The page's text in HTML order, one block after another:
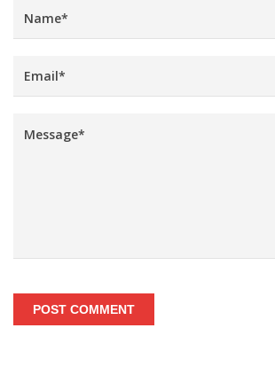
POST COMMENT